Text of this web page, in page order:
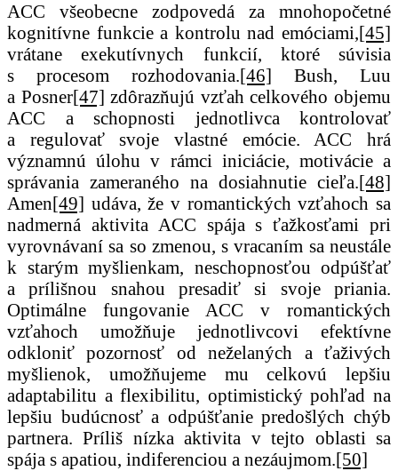
ACC všeobecne zodpovedá za mnohopočetné
kognitívne funkcie a kontrolu nad emóciami,[45]
vrátane exekutívnych funkcií, ktoré súvisia
s procesom rozhodovania.[46] Bush, Luu
a Posner[47] zdôrazňujú vzťah celkového objemu
ACC a schopnosti jednotlivca kontrolovať
a regulovať svoje vlastné emócie. ACC hrá
významnú úlohu v rámci iniciácie, motivácie a
správania zameraného na dosiahnutie cieľa.[48]
Amen[49] udáva, že v romantických vzťahoch sa
nadmerná aktivita ACC spája s ťažkosťami pri
vyrovnávaní sa so zmenou, s vracaním sa neustále
k starým myšlienkam, neschopnosťou odpúšťať
a prílišnou snahou presadiť si svoje priania.
Optimálne fungovanie ACC v romantických
vzťahoch umožňuje jednotlivcovi efektívne
odkloniť pozornosť od neželaných a ťaživých
myšlienok, umožňujeme mu celkovú lepšiu
adaptabilitu a flexibilitu, optimistický pohľad na
lepšiu budúcnosť a odpúšťanie predošlých chýb
partnera. Príliš nízka aktivita v tejto oblasti sa
spája s apatiou, indiferenciou a nezáujmom.[50]